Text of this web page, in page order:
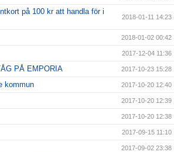
på 100 kr att handla för i
2018-01-11 14:23
2018-01-02 00:42
2017-12-04 11:36
PÅ EMPORIA 2017-10-23 15:28
kommun 2017-10-20 12:40
2017-10-20 12:39
2017-10-20 12:38
2017-09-15 11:10
2017-09-02 23:38